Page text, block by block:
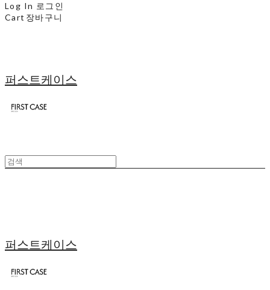
Log In 로그인
Cart 장바구니
퍼스트케이스
퍼스트케이스